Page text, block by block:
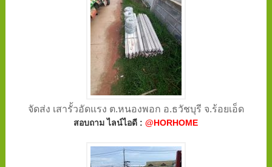
จัดส่ง เสารั้วอัดแรง ต.หนองพอก อ.ธวัชบุรี จ.ร้อยเอ็ด
สอบถาม ไลน์ไอดี :@HORHOME